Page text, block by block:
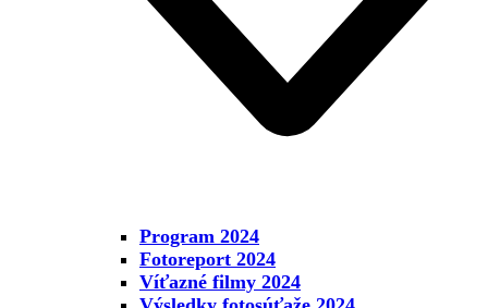
Program 2024
Fotoreport 2024
Víťazné filmy 2024